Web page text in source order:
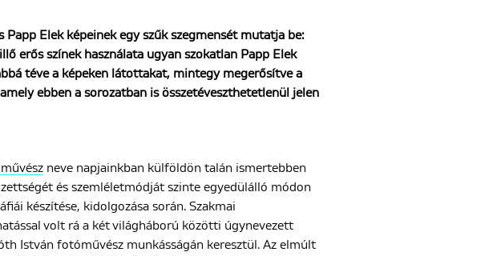
Elek képeinek egy szűk szegmensét mutatja be:
erős színek használata ugyan szokatlan Papp Elek
téve a képeken látottakat, mintegy megerősítve a
ebben a sorozatban is összetéveszthetetlenül jelen
neve napjainkban külföldön talán ismertebben
és szemléletmódját szinte egyedülálló módon
készítése, kidolgozása során. Szakmai
volt rá a két világháború közötti úgynevezett
István fotóművész munkásságán keresztül. Az elmúlt